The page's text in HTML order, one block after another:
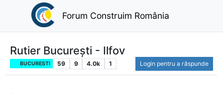
Forum Construim România
Rutier București - Ilfov
BUCURESTI 59 9 4.0k 1 Login pentru a răspunde